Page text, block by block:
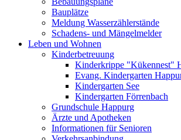
Bauplätze
Meldung Wasserzählerstände
Schadens- und Mängelmelder
Leben und Wohnen
Kinderbetreuung
Kinderkrippe "Kükennest"
Evang. Kindergarten
Kindergarten See
Kindergarten Förrenbach
Grundschule Happurg
Ärzte und Apotheken
Informationen für Senioren